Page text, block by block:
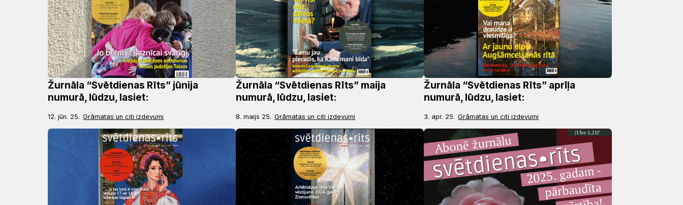
Žurnāla “Svētdienas Rīts” jūnija
numurā, lūdzu, lasiet:
12. jūn. 25. Grāmatas un citi izdevumi
Žurnāla “Svētdienas Rīts” maija
numurā, lūdzu, lasiet:
8. maijs 25. Grāmatas un citi izdevumi
Žurnāla “Svētdienas Rīts” aprīļa
numurā, lūdzu, lasiet:
3. apr. 25. Grāmatas un citi izdevumi